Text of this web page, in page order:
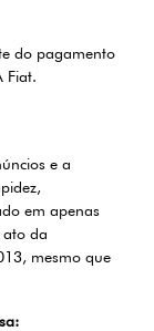
do pagamento
Fiat.
e a
em apenas
ato da
mesmo que